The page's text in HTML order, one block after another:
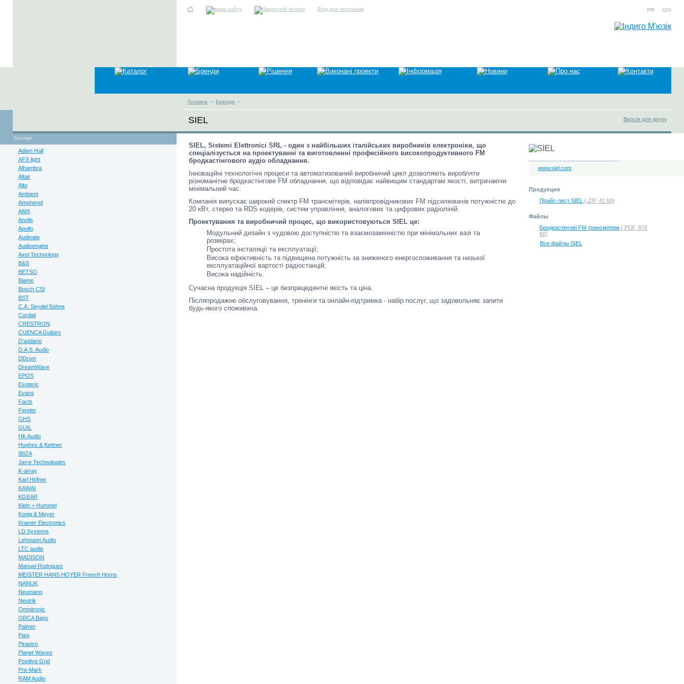
Вхід для партнерів укр eng
Головна » Бренди »
SIEL Версія для друку
Бренди
Adam Hall
AFX light
Alhambra
Altair
Alto
Ambient
Amphenol
AMX
Anolis
Apollo
Audinate
Audioengine
Axel Technology
B&S
BETSO
Biamp
Bosch CSI
BST
C.A. Seydel Sohne
Cordial
CRESTRON
CUENCA Guitars
D'addario
D.A.S. Audio
DDrum
DreamWave
EPOS
Esoteric
Evans
Facts
Fender
GHS
GUIL
HK Audio
Hughes & Kettner
IBIZA
Jarre Technologies
K-array
Karl Höfner
KAWAI
KGEAR
Klein + Hummel
Konig & Meyer
Kramer Electronics
LD Systems
Lehmann Audio
LTC audio
MADISON
Manuel Rodriguez
MEISTER HANS HOYER French Horns
NANUK
Neumann
Neutrik
Omnitronic
ORCA Bags
Palmer
Pani
Pirastro
Planet Waves
Positive Grid
Pro-Mark
RAM Audio
SIEL, Sistemi Elettronici SRL - один з найбільших італійських виробників електроніки, що
спеціалізується на проектуванні та виготовленні професійного високопродуктивного FM
бродкастінгового аудіо обладнання.
Інноваційні технологічні процеси та автоматизований виробничий цикл дозволяють виробляти
різноманітне бродкастінгове FM обладнання, що відповідає найвищим стандартам якості, витрачаючи
мінімальний час.
Компанія випускає широкий спектр FM трансмітерів, напівпровідникових FM підсилювачів потужністю до
20 кВт, стерео та RDS кодерів, систем управління, аналогових та цифрових радіоліній.
Проектування та виробничий процес, що використовуються SIEL це:
Модульний дизайн з чудовою доступністю та взаємозамінністю при мінімальних вазі та
розмірах;
Простота інсталяції та експлуатації;
Висока ефективність та підвищена потужність за зниженого енергоспоживання та низької
експлуатаційної вартості радіостанцій;
Висока надійність.
Сучасна продукція SIEL – це безпрецедентні якість та ціна.
Післяпродажне обслуговування, тренінги та онлайн-підтримка - набір послуг, що задовольняє запити
будь-якого споживача.
www.siel.com
Продукция
Прайс-лист SIEL (.ZIP, 41 Кб)
Файлы
Бродкастінгові FM трансмітери (.PDF, 876
Кб)
Все файлы SIEL